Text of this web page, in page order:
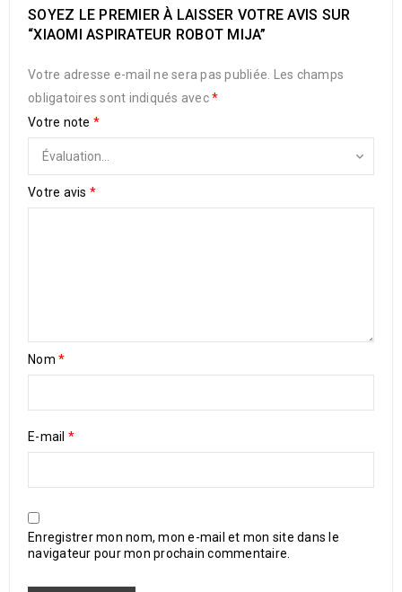
SOYEZ LE PREMIER À LAISSER VOTRE AVIS SUR
“XIAOMI ASPIRATEUR ROBOT MIJA”
Votre adresse e-mail ne sera pas publiée.
Les champs
obligatoires sont indiqués avec*
Votre note *
Votre avis *
Nom *
E-mail *
Enregistrer mon nom, mon e-mail et mon site dans le
navigateur pour mon prochain commentaire.